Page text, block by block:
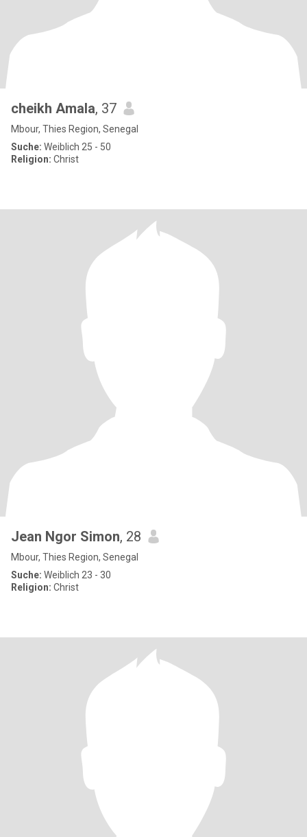
cheikh Amala, 37
Mbour, Thies Region, Senegal
Suche: Weiblich 25 - 50
Religion: Christ
Jean Ngor Simon, 28
Mbour, Thies Region, Senegal
Suche: Weiblich 23 - 30
Religion: Christ